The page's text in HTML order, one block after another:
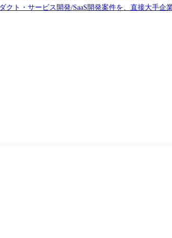
響を与えることができます。対応範囲も製品開発
域まで幅広く関わっている為、当社の中で技術の幅を広
開発しております。当社自社内ではWEBアプリ
可能です。当社ではある分野で優秀なスキルを
ら進めていきます。 ◎開発環境: ◎対応フェーズ:
義、基本・詳細設計、開発、テスト、保守 ※担当案件によっては当